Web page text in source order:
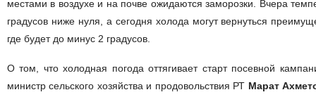
местами в воздухе и на почве ожидаются заморозки. Вчера
градусов ниже нуля, а сегодня холода могут вернуться
где будет до минус 2 градусов.
О том, что холодная погода оттягивает старт посевной
министр сельского хозяйства и продовольствия РТ Марат